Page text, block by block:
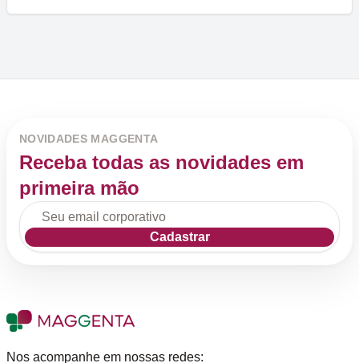
NOVIDADES MAGGENTA
Receba todas as novidades em
primeira mão
Cadastrar
Nos acompanhe em nossas redes: